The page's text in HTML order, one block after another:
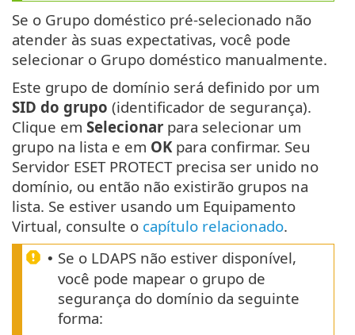
Se o Grupo doméstico pré-selecionado não
atender às suas expectativas, você pode
selecionar o Grupo doméstico manualmente.
Este grupo de domínio será definido por um
SID do grupo (identificador de segurança).
Clique em Selecionar para selecionar um
grupo na lista e em OKpara confirmar. Seu
Servidor ESET PROTECT precisa ser unido no
domínio, ou então não existirão grupos na
lista. Se estiver usando um Equipamento
Virtual, consulte o capítulo relacionado.
• Se o LDAPS não estiver disponível,
você pode mapear o grupo de
segurança do domínio da seguinte
forma: